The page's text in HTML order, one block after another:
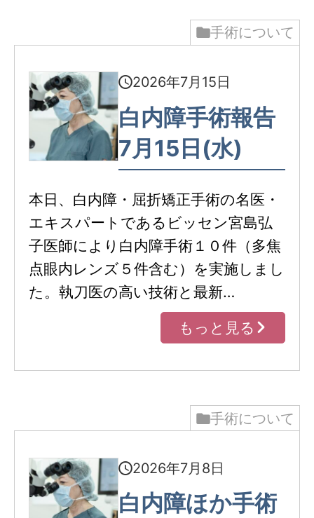
手術について
2026年7月15日
白内障手術報告
7月15日(水)
本日、白内障・屈折矯正手術の名医・
エキスパートであるビッセン宮島弘
子医師により白内障手術１０件（多焦
点眼内レンズ５件含む）を実施しまし
た。執刀医の高い技術と最新…
もっと見る
手術について
2026年7月8日
白内障ほか手術